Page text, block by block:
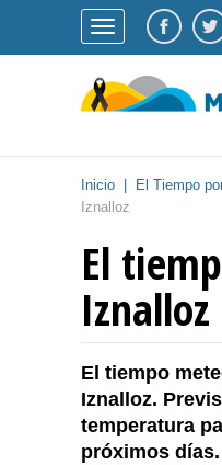
Inicio El Tiempo
Iznalloz
El
Iznalloz
El tiempo
Iznalloz.
temperatura
próximos días.